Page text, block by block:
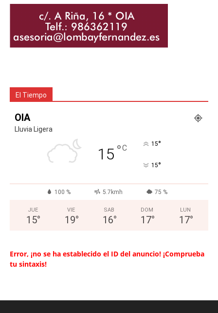
El Tiempo
OIA
Lluvia Ligera
15 °C 15°
15°
100 % 5.7kmh 75 %
JUE
15°
VIE
19°
SAB
16°
DOM
17°
LUN
17°
Error, ¡no se ha establecido el ID del anuncio! ¡Comprueba
tu sintaxis!